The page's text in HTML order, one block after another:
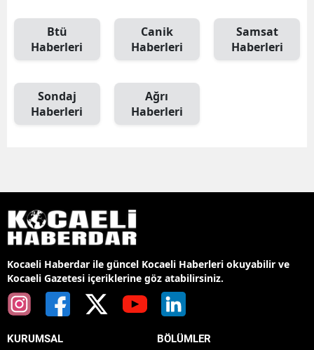
Btü
Haberleri
Canik
Haberleri
Samsat
Haberleri
Sondaj
Haberleri
Ağrı
Haberleri
Kocaeli Haberdar ile güncel Kocaeli Haberleri okuyabilir ve
Kocaeli Gazetesi içeriklerine göz atabilirsiniz.
KURUMSAL BÖLÜMLER